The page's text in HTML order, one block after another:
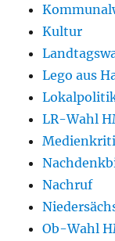
Kultur
Lego aus
LR-Wahl
Nachruf
Ob-Wahl